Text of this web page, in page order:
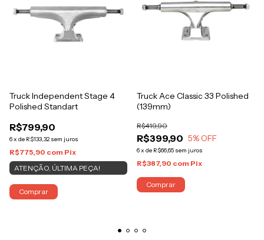
Truck Independent Stage 4
Polished Standart
R$799,90
6x de R$133,32 sem juros
R$775,90 com Pix
ATENÇÃO, ÚLTIMA PEÇA!
Comprar
Truck Ace Classic 33 Polished
(139mm)
R$399,90
R$419,90
5% OFF
6x de R$66,65 sem juros
R$387,90 com Pix
Comprar